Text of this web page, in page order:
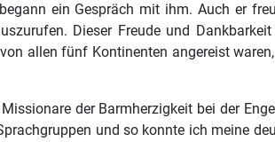
ein Gespräch mit ihm. Auch er
Dieser Freude und
allen fünf Kontinenten angereist
der Barmherzigkeit bei der
und so konnte ich meine